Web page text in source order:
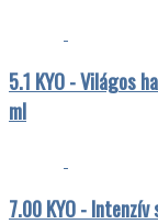
5.1 KYO - Világos
ml
7.00 KYO - Intenzív